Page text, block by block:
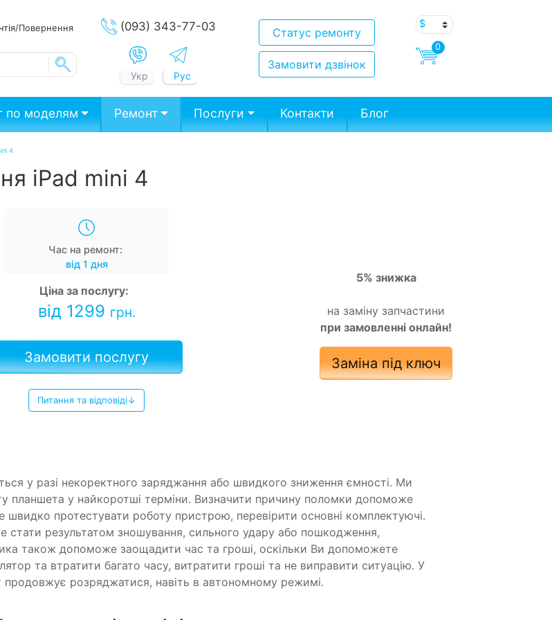
Повернення (093) 343-77-03
Укр Рус
Статус ремонту
Замовити дзвінок
0
по моделям Ремонт Послуги Контакти Блог
4
iPad mini 4
Час на ремонт:
від 1 дня
Ціна за послугу:
від 1299 грн.
Замовити послугу
Питання та відповіді↓
5% знижка
на заміну запчастини
при замовленні онлайн!
Заміна під ключ
у разі некоректного заряджання або швидкого зниження ємності. Ми
планшета у найкоротші терміни. Визначити причину поломки допоможе
протестувати роботу пристрою, перевірити основні комплектуючі.
стати результатом зношування, сильного удару або пошкодження,
також допоможе заощадити час та гроші, оскільки Ви допоможете
та втратити багато часу, витратити гроші та не виправити ситуацію. У
розряджатися, навіть в автономному режимі.